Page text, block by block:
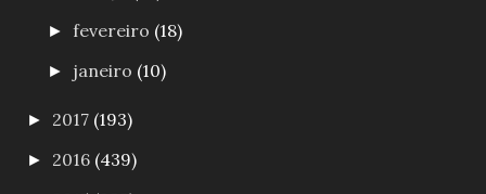
►fevereiro (18)
► janeiro (10)
► 2017 (193)
► 2016 (439)